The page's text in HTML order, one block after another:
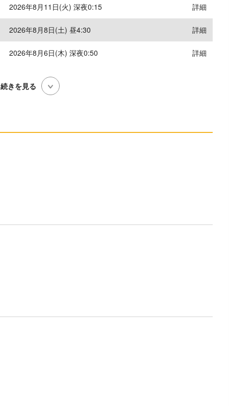
2026年8月11日(火) 深夜0:15 詳細
2026年8月8日(土) 昼4:30 詳細
2026年8月6日(木) 深夜0:50 詳細
続きを見る